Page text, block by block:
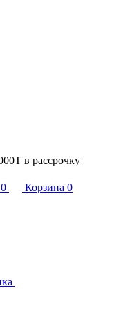
в рассрочку |
0 Корзина 0